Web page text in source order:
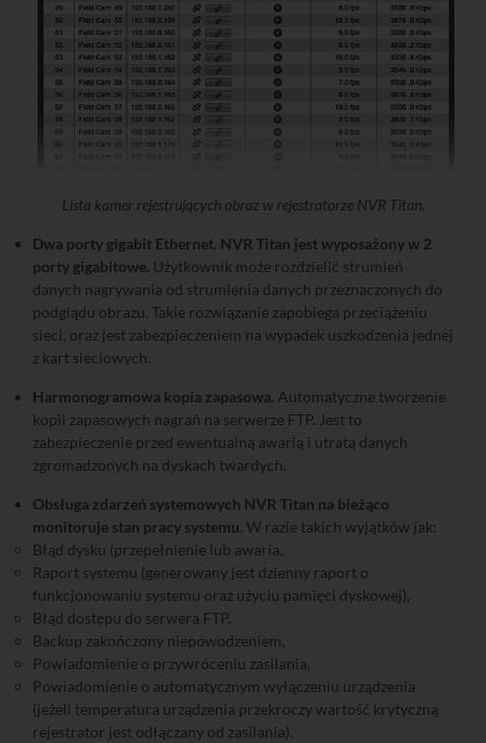
Lista kamer rejestrujących obraz w rejestratorze NVR Titan.
Dwa porty gigabit Ethernet. NVR Titan jest wyposażony w 2
porty gigabitowe. Użytkownik może rozdzielić strumień
danych nagrywania od strumienia danych przeznaczonych do
podglądu obrazu. Takie rozwiązanie zapobiega przeciążeniu
sieci, oraz jest zabezpieczeniem na wypadek uszkodzenia jednej
z kart sieciowych.
Harmonogramowa kopia zapasowa. Automatyczne tworzenie
kopii zapasowych nagrań na serwerze FTP. Jest to
zabezpieczenie przed ewentualną awarią i utratą danych
zgromadzonych na dyskach twardych.
Obsługa zdarzeń systemowych NVR Titan na bieżąco
monitoruje stan pracy systemu. W razie takich wyjątków jak:
Błąd dysku (przepełnienie lub awaria,
Raport systemu (generowany jest dzienny raport o
funkcjonowaniu systemu oraz użyciu pamięci dyskowej),
Błąd dostępu do serwera FTP,
Backup zakończony niepowodzeniem,
Powiadomienie o przywróceniu zasilania,
Powiadomienie o automatycznym wyłączeniu urządzenia
(jeżeli temperatura urządzenia przekroczy wartość krytyczną
rejestrator jest odłączany od zasilania).